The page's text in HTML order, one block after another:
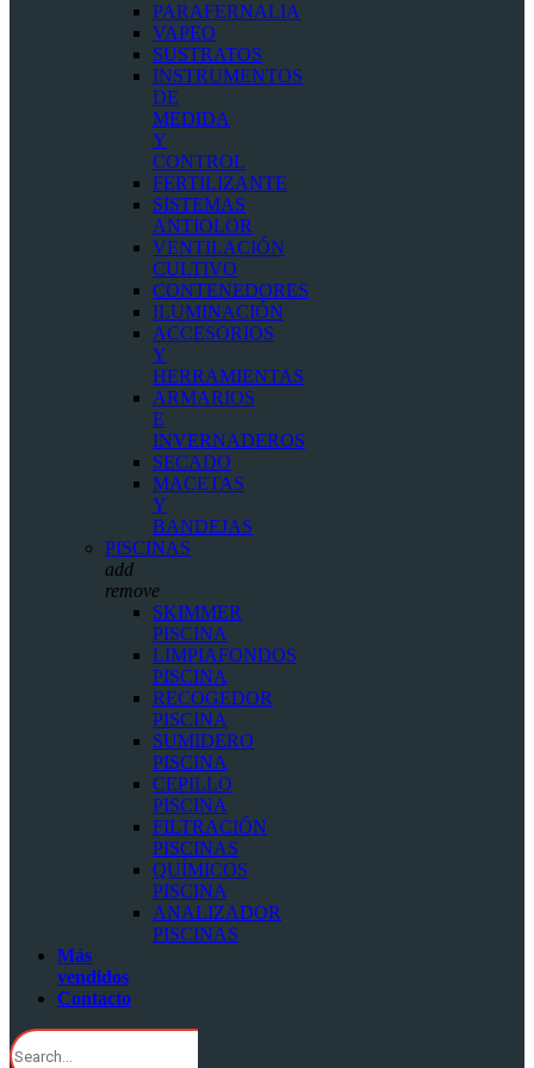
PARAFERNALIA
VAPEO
SUSTRATOS
INSTRUMENTOS
DE
MEDIDA
Y
CONTROL
FERTILIZANTE
SISTEMAS
ANTIOLOR
VENTILACIÓN
CULTIVO
CONTENEDORES
ILUMINACIÓN
ACCESORIOS
Y
HERRAMIENTAS
ARMARIOS
E
INVERNADEROS
SECADO
MACETAS
Y
BANDEJAS
PISCINAS
add
remove
SKIMMER
PISCINA
LIMPIAFONDOS
PISCINA
RECOGEDOR
PISCINA
SUMIDERO
PISCINA
CEPILLO
PISCINA
FILTRACIÓN
PISCINAS
QUÍMICOS
PISCINA
ANALIZADOR
PISCINAS
Más
vendidos
Contacto